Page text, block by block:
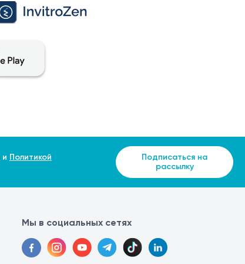
и Политикой
Подписаться на
рассылку
Мы в социальных сетях